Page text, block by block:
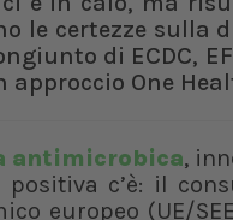
le certezze
di ECDC,
One
antimicrobica,
positiva c’è: il
europeo (UE/